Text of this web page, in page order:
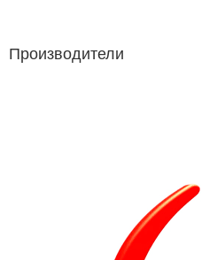
Производители